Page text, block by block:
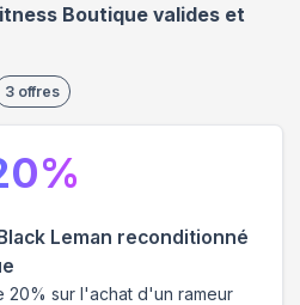
Boutique valides et
3 offres
Leman reconditionné
20% sur l'achat d'un rameur
%